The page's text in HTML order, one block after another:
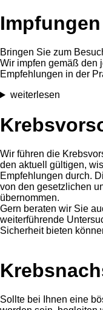
Impfungen
Bringen Sie zum
Wir impfen gemäß den
Empfehlungen in der
weiterlesen
Wir führen die
den aktuell gültigen,
Empfehlungen durch.
von den gesetzlichen
übernommen.
Gern beraten wir Sie
weiterführende
Sicherheit bieten
Sollte bei Ihnen eine